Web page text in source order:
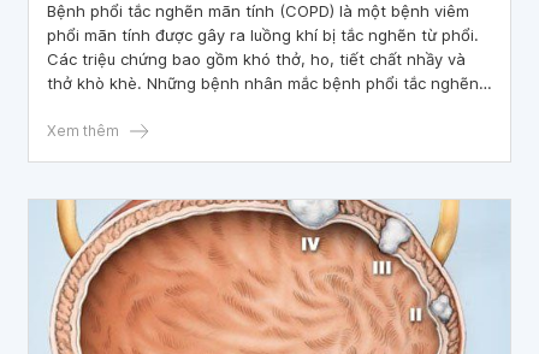
Bệnh phổi tắc nghẽn mãn tính (COPD) là một bệnh viêm
phổi mãn tính được gây ra luồng khí bị tắc nghẽn từ phổi.
Các triệu chứng bao gồm khó thở, ho, tiết chất nhầy và
thở khò khè. Những bệnh nhân mắc bệnh phổi tắc nghẽn
nhiều bệnh lý nguy hiểm khác.
Xem thêm